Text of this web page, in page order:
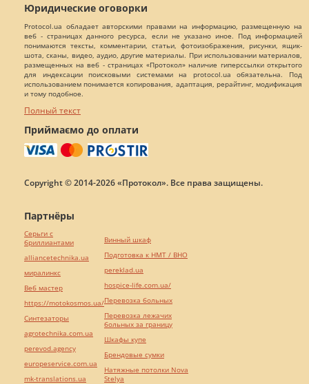
Юридические оговорки
Protocol.ua обладает авторскими правами на информацию, размещенную на
веб - страницах данного ресурса, если не указано иное. Под информацией
понимаются тексты, комментарии, статьи, фотоизображения, рисунки, ящик-
шота, сканы, видео, аудио, другие материалы. При использовании материалов,
размещенных на веб - страницах «Протокол» наличие гиперссылки открытого
для индексации поисковыми системами на protocol.ua обязательна. Под
использованием понимается копирования, адаптация, рерайтинг, модификация
и тому подобное.
Полный текст
Приймаємо до оплати
Copyright © 2014-2026 «Протокол». Все права защищены.
Партнёры
Серьги с
бриллиантами
alliancetechnika.ua
миралинкс
Веб мастер
https://motokosmos.ua/
Синтезаторы
agrotechnika.com.ua
perevod.agency
europeservice.com.ua
mk-translations.ua
Винный шкаф
Подготовка к НМТ / ВНО
pereklad.ua
hospice-life.com.ua/
Перевозка больных
Перевозка лежачих
больных за границу
Шкафы купе
Брендовые сумки
Натяжные потолки Nova
Stelya